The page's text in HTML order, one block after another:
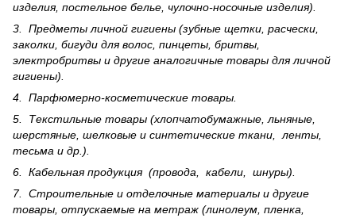
изделия, постельное белье, чулочно-носочные изделия).
3. Предметы личной гигиены (зубные щетки, расчески,
заколки, бигуди для волос, пинцеты, бритвы,
электробритвы и другие аналогичные товары для личной
гигиены).
4. Парфюмерно-косметические товары.
5. Текстильные товары (хлопчатобумажные, льняные,
шерс­тя­ные, шелковые и синтетические ткани, ленты,
тесьма и др.).
6. Кабельная продукция (провода, кабели, шнуры).
7. Строительные и отделочные материалы и другие
товары, отпускаемые на метраж (линолеум, пленка,